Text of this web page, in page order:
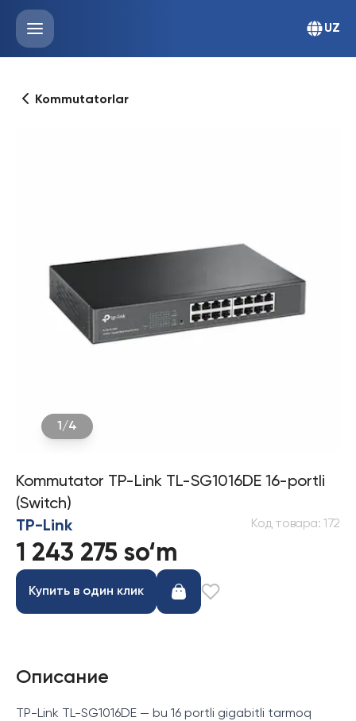
UZ
Kommutatorlar
1 /4
Kommutator TP-Link TL-SG1016DE 16-portli
(Switch)
TP-Link
Код товара:172
1 243 275 so‘m
Купить в один клик
Описание
TP-Link TL-SG1016DE — bu 16 portli gigabitli tarmoq